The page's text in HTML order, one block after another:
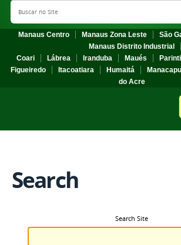
Search Site
Manaus Centro Manaus Zona Leste
São
Manaus Distrito Industrial
Coari
Lábrea Iranduba Maués
Figueiredo
Itacoatiara Humaitá
do Acre
Search
Search Site